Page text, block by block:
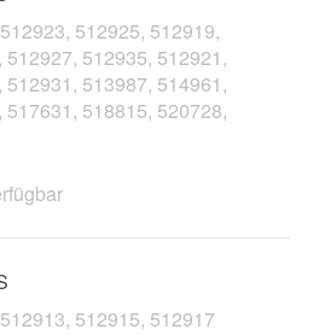
512925, 512919,
512927, 512935, 512921,
512931, 513987, 514961,
517631, 518815, 520728,
512915, 512917